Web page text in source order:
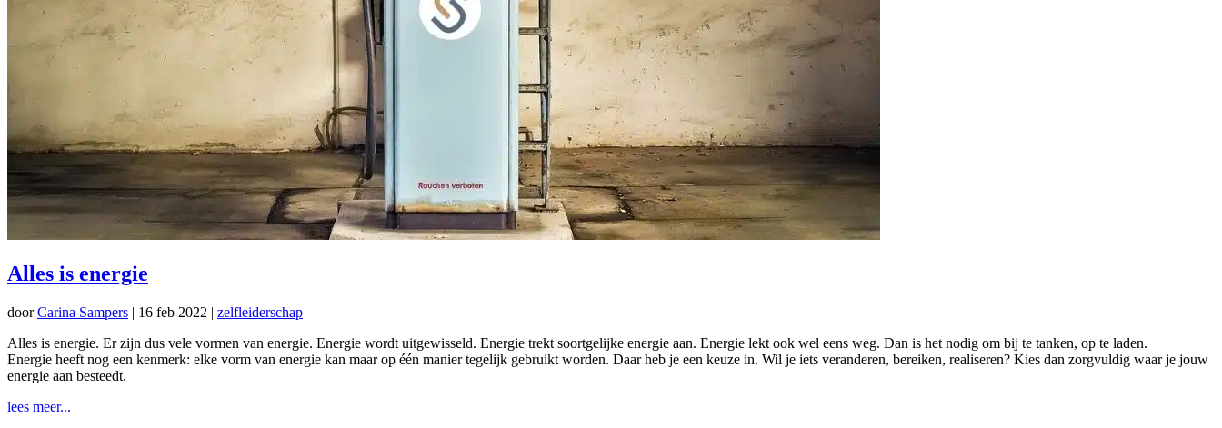
Alles is energie
doorCarina Sampers | 16 feb 2022 | zelfleiderschap
Alles is energie. Er zijn dus vele vormen van energie. Energie wordt uitgewisseld. Energie trekt soortgelijke energie aan. Energie lekt ook wel eens weg. Dan is het nodig om bij te tanken, op te laden.
Energie heeft nog een kenmerk: elke vorm van energie kan maar op één manier tegelijk gebruikt worden. Daar heb je een keuze in. Wil je iets veranderen, bereiken, realiseren? Kies dan zorgvuldig waar je jouw
energie aan besteedt.
lees meer...